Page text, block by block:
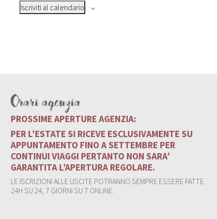
Iscriviti al calendario
Orari agenzia
PROSSIME APERTURE AGENZIA:
PER L’ESTATE SI RICEVE ESCLUSIVAMENTE SU
APPUNTAMENTO FINO A SETTEMBRE PER
CONTINUI VIAGGI PERTANTO NON SARA’
GARANTITA L’APERTURA REGOLARE.
LE ISCRIZIONI ALLE USCITE POTRANNO SEMPRE ESSERE FATTE
24H SU 24, 7 GIORNI SU 7 ONLINE.